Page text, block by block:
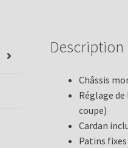
Description
Châssis
Réglage
coupe)
Cardan
Patins fixes